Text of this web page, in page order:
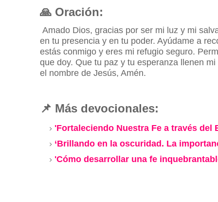
🙏 Oración:
Amado Dios, gracias por ser mi luz y mi
en tu presencia y en tu poder. Ayúdame a
estás conmigo y eres mi refugio seguro.
que doy. Que tu paz y tu esperanza llenen
el nombre de Jesús, Amén.
📌 Más devocionales:
'Fortaleciendo Nuestra Fe a través del
‘Brillando en la oscuridad. La
'Cómo desarrollar una fe